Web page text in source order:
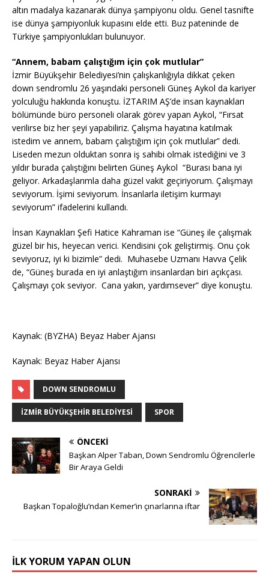
altın madalya kazanarak dünya şampiyonu oldu. Genel tasnifte
ise dünya şampiyonluk kupasını elde etti. Buz pateninde de
Türkiye şampiyonlukları bulunuyor.
“Annem, babam çalıştığım için çok mutlular”
İzmir Büyükşehir Belediyesi’nin çalışkanlığıyla dikkat çeken
down sendromlu 26 yaşındaki personeli Güneş Aykol da kariyer
yolculuğu hakkında konuştu. İZTARIM AŞ’de insan kaynakları
bölümünde büro personeli olarak görev yapan Aykol, “Fırsat
verilirse biz her şeyi yapabiliriz. Çalışma hayatına katılmak
istedim ve annem, babam çalıştığım için çok mutlular” dedi.
Liseden mezun olduktan sonra iş sahibi olmak istediğini ve 3
yıldır burada çalıştığını belirten Güneş Aykol “Burası bana iyi
geliyor. Arkadaşlarımla daha güzel vakit geçiriyorum. Çalışmayı
seviyorum. İşimi seviyorum. İnsanlarla iletişim kurmayı
seviyorum” ifadelerini kullandı.
İnsan Kaynakları Şefi Hatice Kahraman ise “Güneş ile çalışmak
güzel bir his, heyecan verici. Kendisini çok geliştirmiş. Onu çok
seviyoruz, iyi ki bizimle” dedi. Muhasebe Uzmanı Havva Çelik
de, “Güneş burada en iyi anlaştığım insanlardan biri açıkçası.
Çalışmayı çok seviyor. Cana yakın, yardımsever” diye konuştu.
Kaynak: (BYZHA) Beyaz Haber Ajansı
Kaynak: Beyaz Haber Ajansı
DOWN SENDROMLU
İZMIR BÜYÜKŞEHIR BELEDIYESI SPOR
ÖNCEKI
Başkan Alper Taban, Down Sendromlu Öğrencilerle
Bir Araya Geldi
SONRAKI
Başkan Topaloğlu’ndan Kemer’in çınarlarına iftar
İLK YORUM YAPAN OLUN